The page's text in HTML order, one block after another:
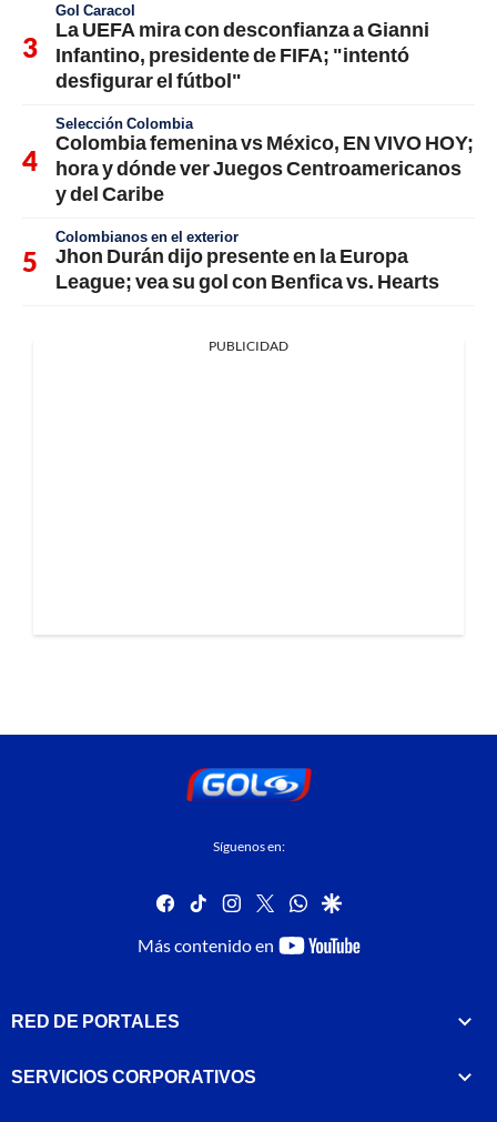
Gol Caracol
La UEFA mira con desconfianza a Gianni
Infantino, presidente de FIFA; "intentó
desfigurar el fútbol"
Selección Colombia
Colombia femenina vs México, EN VIVO HOY;
hora y dónde ver Juegos Centroamericanos
y del Caribe
Colombianos en el exterior
Jhon Durán dijo presente en la Europa
League; vea su gol con Benfica vs. Hearts
PUBLICIDAD
Síguenos en:
facebook
tiktok instagram
twitterwhatsapp
google
Más contenido en
youtube-
RED DE PORTALES
SERVICIOS CORPORATIVOS